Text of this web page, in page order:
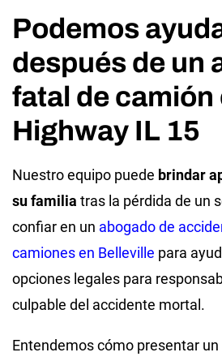
Podemos
después de un
fatal de camión
Highway IL 15
Nuestro equipo puede brindar
su familia tras la pérdida de un
confiar en un abogado de
camiones en Belleville para
opciones legales para
culpable del accidente mortal.
Entendemos cómo presentar